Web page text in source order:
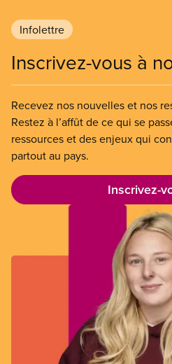
Infolettre
Inscrivez-vous à
Recevez nos nouvelles et nos
Restez à l’affût de ce qui se
ressources et des enjeux qui
partout au pays.
Inscrivez-